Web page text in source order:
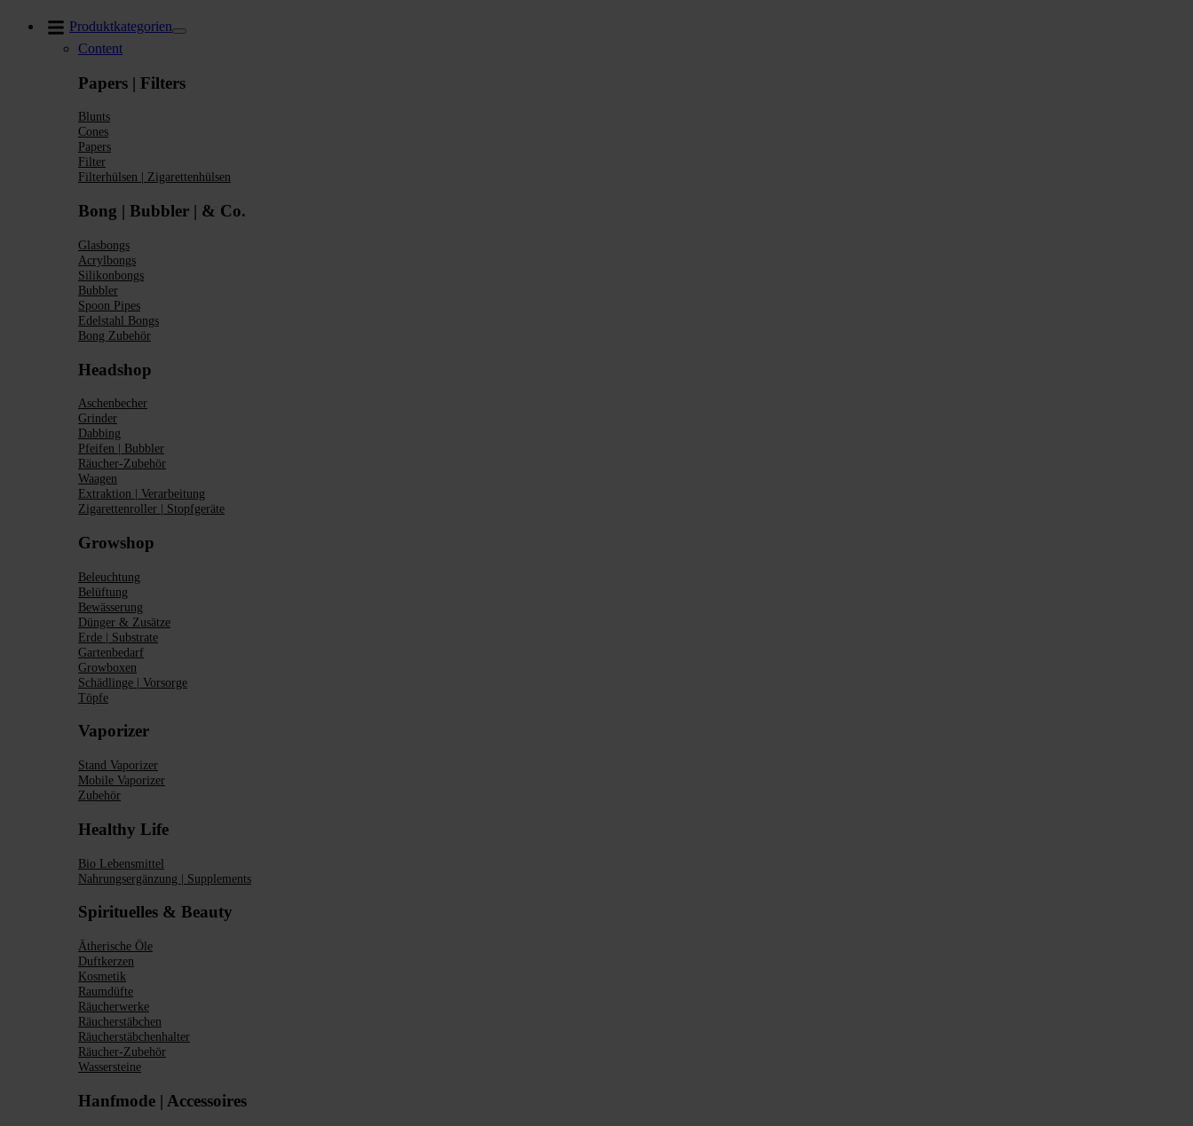
Produktkategorien
Content
Papers | Filters
Blunts
Cones
Papers
Filter
Filterhülsen | Zigarettenhülsen
Bong | Bubbler | & Co.
Glasbongs
Acrylbongs
Silikonbongs
Bubbler
Spoon Pipes
Edelstahl Bongs
Bong Zubehör
Headshop
Aschenbecher
Grinder
Dabbing
Pfeifen | Bubbler
Räucher-Zubehör
Waagen
Extraktion | Verarbeitung
Zigarettenroller | Stopfgeräte
Growshop
Beleuchtung
Belüftung
Bewässerung
Dünger & Zusätze
Erde | Substrate
Gartenbedarf
Growboxen
Schädlinge | Vorsorge
Töpfe
Vaporizer
Stand Vaporizer
Mobile Vaporizer
Zubehör
Healthy Life
Bio Lebensmittel
Nahrungsergänzung | Supplements
Spirituelles & Beauty
Ätherische Öle
Duftkerzen
Kosmetik
Raumdüfte
Räucherwerke
Räucherstäbchen
Räucherstäbchenhalter
Räucher-Zubehör
Wassersteine
Hanfmode | Accessoires